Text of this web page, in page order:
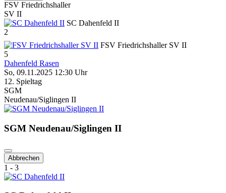
FSV Friedrichshaller
SV II
SC Dahenfeld II
2
FSV Friedrichshaller SV II
5
Dahenfeld Rasen
So, 09.11.2025 12:30 Uhr
12. Spieltag
SGM
Neudenau/Siglingen II
SGM Neudenau/Siglingen II
Abbrechen
1 - 3